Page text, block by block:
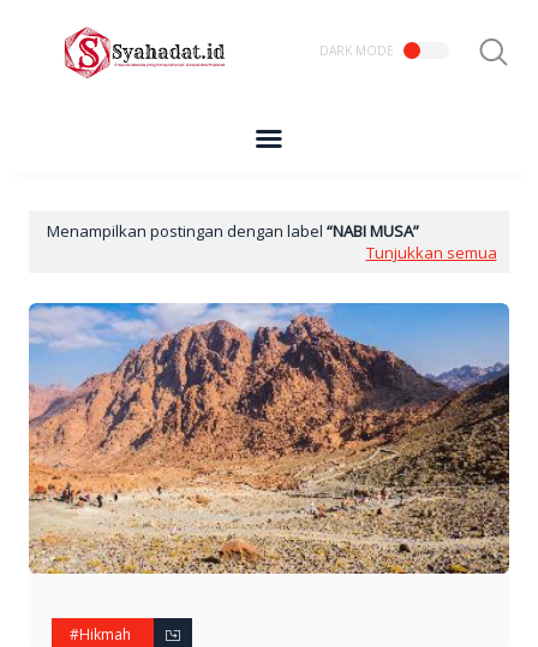
Menampilkan postingan dengan label NABI MUSA
Tunjukkan semua
#Hikmah